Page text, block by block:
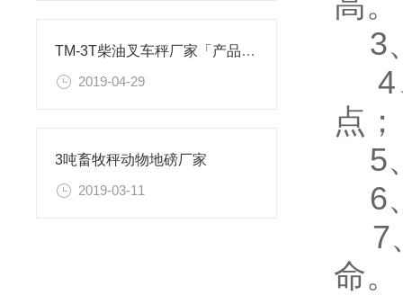
TM-3T柴油叉车秤厂家「产品介绍」
2019-04-29
3吨畜牧秤动物地磅厂家
2019-03-11
3
4
点；
5
6
7
命。